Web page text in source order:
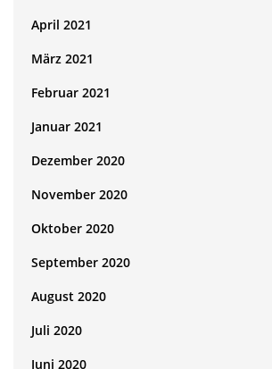
April 2021
März 2021
Februar 2021
Januar 2021
Dezember 2020
November 2020
Oktober 2020
September 2020
August 2020
Juli 2020
Juni 2020